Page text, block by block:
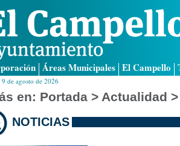
Áreas Municipales El Campello
de agosto de 2026
en: Portada > Actualidad
NOTICIAS